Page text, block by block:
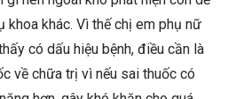
khoa khác. Vì thế chị em phụ nữ
có dấu hiệu bệnh, điều cần là
về chữa trị vì nếu sai thuốc có